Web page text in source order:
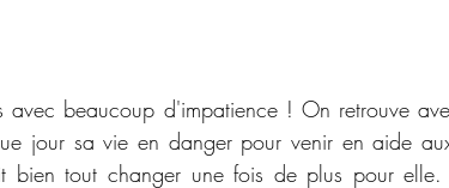
avec beaucoup d'impatience ! On retrouve
jour sa vie en danger pour venir en aide
bien tout changer une fois de plus pour elle.